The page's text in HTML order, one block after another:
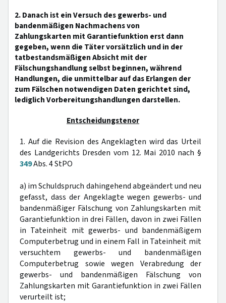
2. Danach ist ein Versuch des gewerbs- und
bandenmäßigen Nachmachens von
Zahlungskarten mit Garantiefunktion erst dann
gegeben, wenn die Täter vorsätzlich und in der
tatbestandsmäßigen Absicht mit der
Fälschungshandlung selbst beginnen, während
Handlungen, die unmittelbar auf das Erlangen der
zum Fälschen notwendigen Daten gerichtet sind,
lediglich Vorbereitungshandlungen darstellen.
Entscheidungstenor
1. Auf die Revision des Angeklagten wird das Urteil
des Landgerichts Dresden vom 12. Mai 2010 nach §
349Abs. 4 StPO
a) im Schuldspruch dahingehend abgeändert und neu
gefasst, dass der Angeklagte wegen gewerbs- und
bandenmäßiger Fälschung von Zahlungskarten mit
Garantiefunktion in drei Fällen, davon in zwei Fällen
in Tateinheit mit gewerbs- und bandenmäßigem
Computerbetrug und in einem Fall in Tateinheit mit
versuchtem gewerbs- und bandenmäßigen
Computerbetrug sowie wegen Verabredung der
gewerbs- und bandenmäßigen Fälschung von
Zahlungskarten mit Garantiefunktion in zwei Fällen
verurteilt ist;